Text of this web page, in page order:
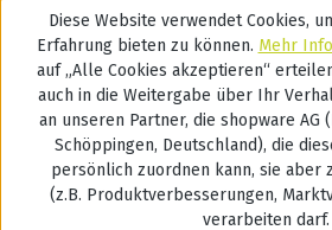
Diese Website verwendet Cookies,
Erfahrung bieten zu können. Mehr
auf „Alle Cookies akzeptieren“
auch in die Weitergabe über Ihr
an unseren Partner, die shopware AG
Schöppingen, Deutschland), die
persönlich zuordnen kann, sie aber
(z.B. Produktverbesserungen,
verarbeiten darf.